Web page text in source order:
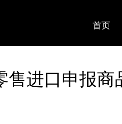
首页
售进口申报商